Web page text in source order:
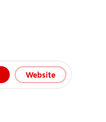
Website